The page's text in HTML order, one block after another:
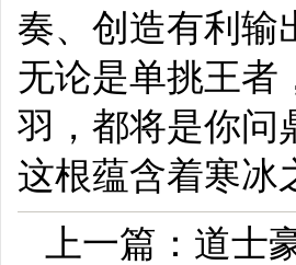
奏、创造有利输
无论是单挑王者
羽，都将是你问
这根蕴含着寒冰
上一篇： 道士